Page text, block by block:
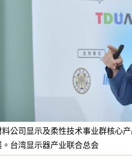
料公司显示及柔性技术事业群核心
。台湾显示器产业联合总会